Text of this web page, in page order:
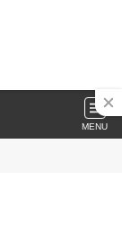
MENU